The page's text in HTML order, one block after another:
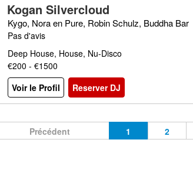
Kogan Silvercloud
Kygo, Nora en Pure, Robin Schulz, Buddha Bar
Pas d'avis
Deep House, House, Nu-Disco
€200 - €1500
Voir le Profil
Reserver DJ
Précédent 1 2